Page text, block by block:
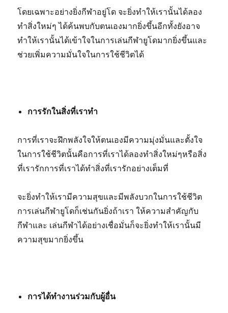
โดยเฉพาะอย่างยิ่งกีฬาอยู่โด จะยิ่งทำให้เรานั้นได้ลอง
ทำสิ่งใหม่ๆ ได้ค้นพบกับตนเองมากยิ่งขึ้นอีกทั้งยังอาจ
ทำให้เรานั้นได้เข้าใจในการเล่นกีฬายูโดมากยิ่งขึ้นและ
ช่วยเพิ่มความมั่นใจในการใช้ชีวิตได้
การรักในสิ่งที่เราทำ
การที่เราจะฝึกพลังใจให้ตนเองมีความมุ่งมั่นและตั้งใจ
ในการใช้ชีวิตนั้นคือการที่เราได้ลองทำสิ่งใหม่ๆหรือสิ่ง
ที่เรารักการที่เราได้ทำสิ่งที่เรารักอย่างเต็มที่
จะยิ่งทำให้เรามีความสุขและมีพลังบวกในการใช้ชีวิต
การเล่นกีฬายูโดก็เช่นกันยิ่งถ้าเรา ให้ความสำคัญกับ
กีฬาและ เล่นกีฬาได้อย่างเชื่อมั่นก็จะยิ่งทำให้เรานั้นมี
ความสุขมากยิ่งขึ้น
การได้ทำงานร่วมกับผู้อื่น